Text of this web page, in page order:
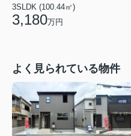
3SLDK (100.44㎡)
3,180万円
よく見られている物件